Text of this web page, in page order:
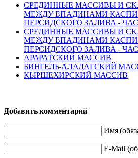
СРЕДИННЫЕ МАССИВЫ И
МЕЖДУ ВПАДИНАМИ
ПЕРСИДСКОГО ЗАЛИВА -
СРЕДИННЫЕ МАССИВЫ И
МЕЖДУ ВПАДИНАМИ
ПЕРСИДСКОГО ЗАЛИВА -
АРАРАТСКИЙ МАССИВ
БИНГЕЛЬ-АЛАДАГСКИЙ
КЫРШЕХИРСКИЙ МАССИВ
Добавить комментарий
Имя
E-Mail